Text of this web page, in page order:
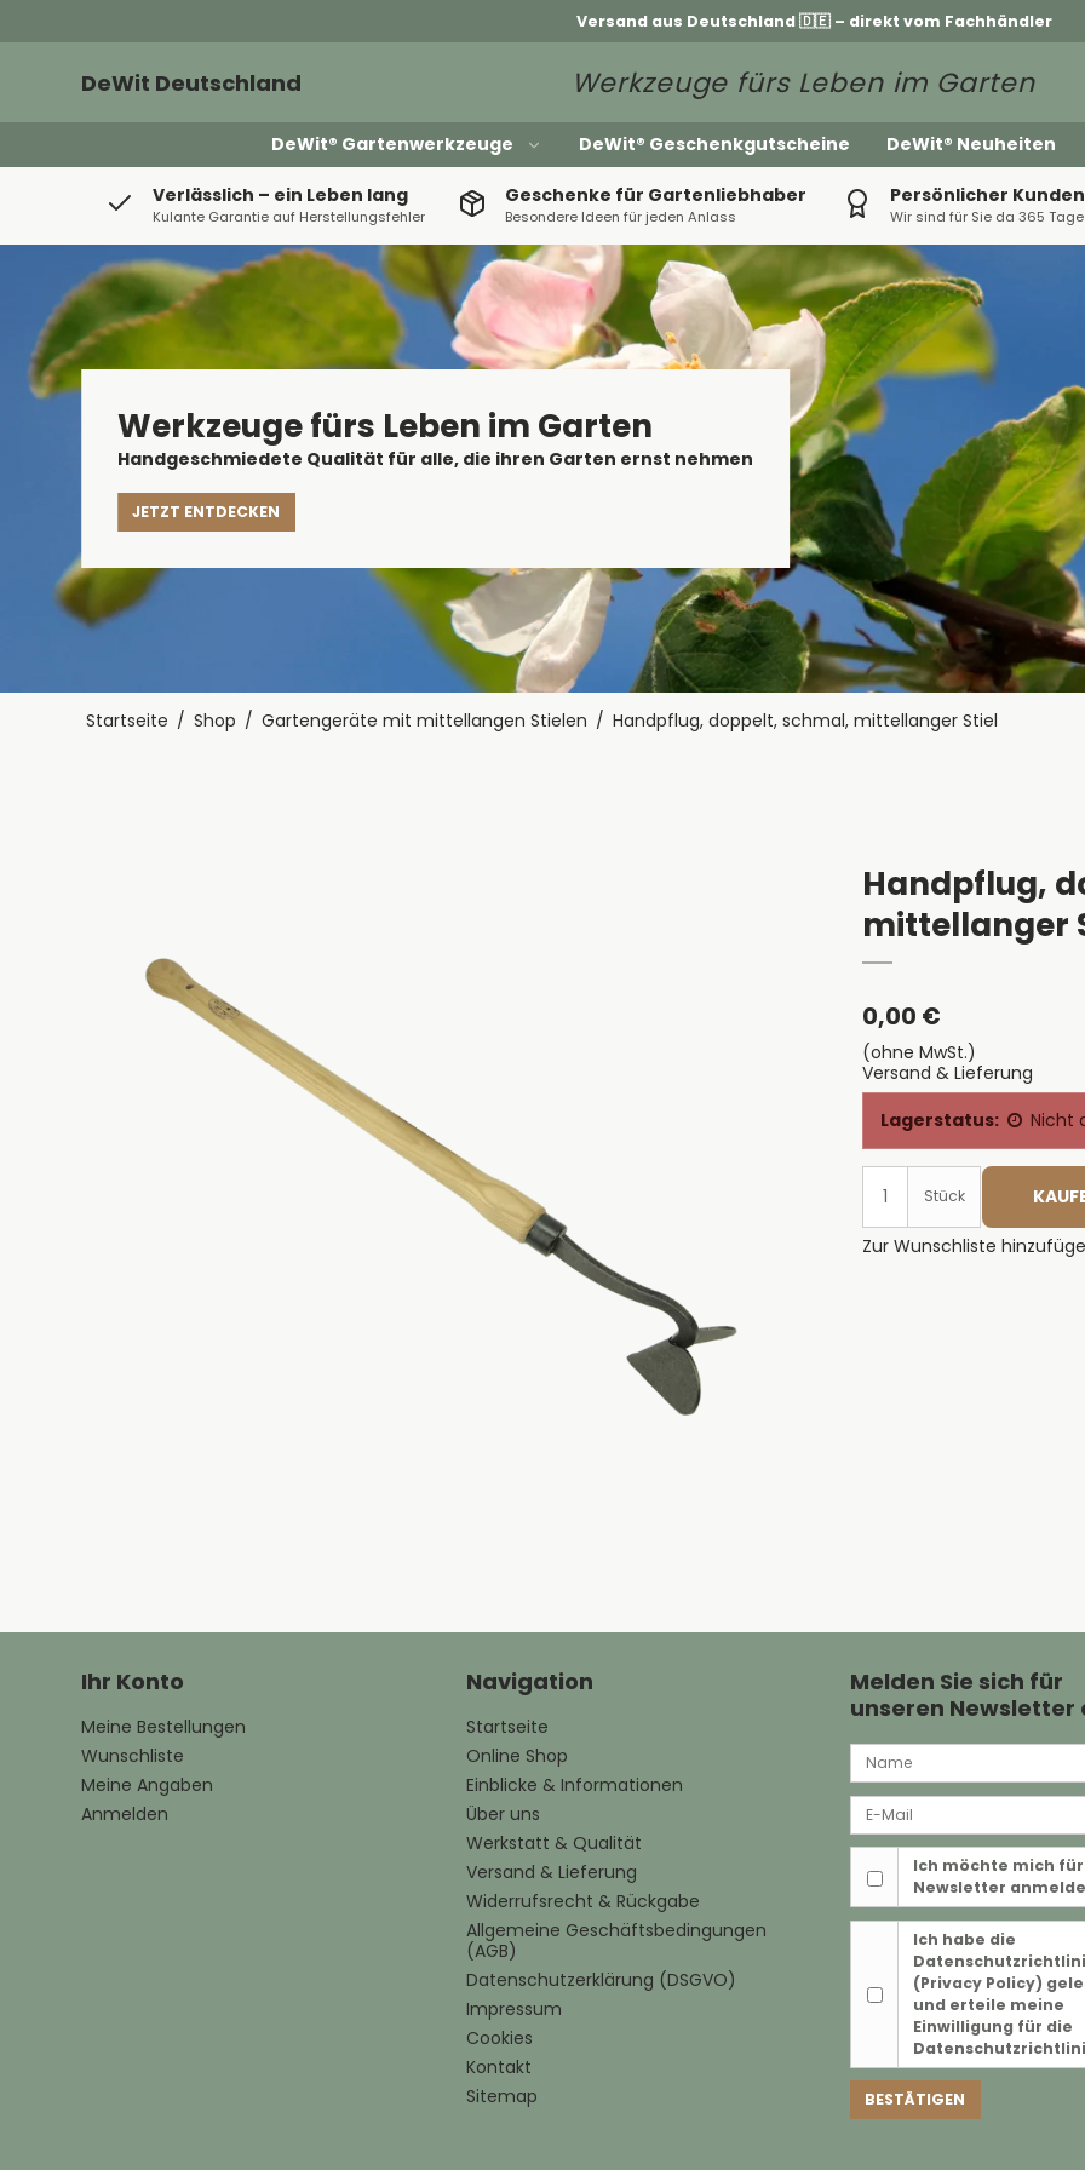
Versand aus Deutschland 🇩🇪 – direkt vom Fachhändler
DeWit Deutschland Werkzeuge fürs Leben im Garten
DeWit® Gartenwerkzeuge DeWit® Geschenkgutscheine DeWit® Neuheiten
Verlässlich – ein Leben lang
Kulante Garantie auf Herstellungsfehler
Geschenke für Gartenliebhaber
Besondere Ideen für jeden Anlass
Persönlicher
Wir sind für Sie da 365
Werkzeuge fürs Leben im Garten
Handgeschmiedete Qualität für alle, die ihren Garten ernst nehmen
JETZT ENTDECKEN
Startseite / Shop / Gartengeräte mit mittellangen Stielen / Handpflug, doppelt, schmal, mittellanger Stiel
Handpflug,
mittellanger
0,00 €
(ohne MwSt.)
Versand & Lieferung
Lagerstatus:
Nicht
Stück
Zur Wunschliste
Ihr Konto
Meine Bestellungen
Wunschliste
Meine Angaben
Anmelden
Navigation
Startseite
Online Shop
Einblicke & Informationen
Über uns
Werkstatt & Qualität
Versand & Lieferung
Widerrufsrecht & Rückgabe
Allgemeine Geschäftsbedingungen
(AGB)
Datenschutzerklärung (DSGVO)
Impressum
Cookies
Kontakt
Sitemap
Melden Sie sich für
unseren Newsletter
Ich möchte mich
Newsletter
Ich habe die
(Privacy Policy)
und erteile meine
Einwilligung für die
BESTÄTIGEN